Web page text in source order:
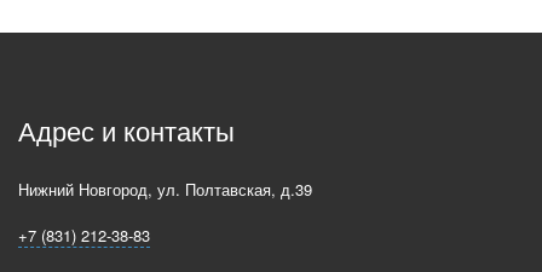
Адрес и контакты
Нижний Новгород, ул. Полтавская, д.39
+7 (831) 212-38-83